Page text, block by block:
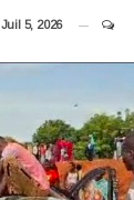
Juil 5, 2026